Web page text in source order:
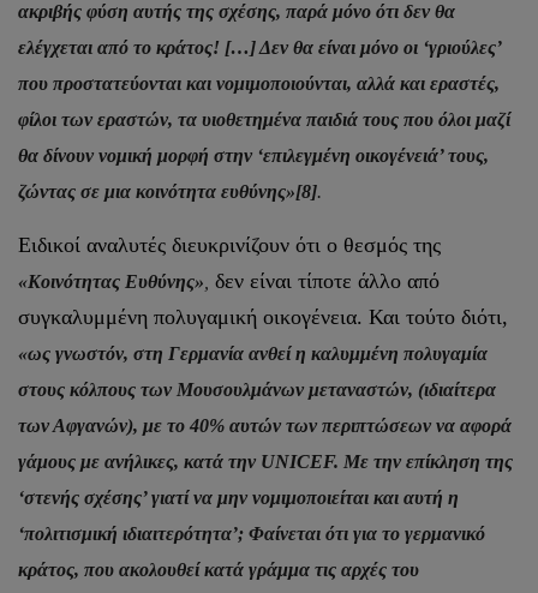
ακριβής φύση αυτής της σχέσης, παρά μόνο ότι δεν θα
ελέγχεται από το κράτος! […] Δεν θα είναι μόνο οι ‘γριούλες’
που προστατεύονται και νομιμοποιούνται, αλλά και εραστές,
φίλοι των εραστών, τα υιοθετημένα παιδιά τους που όλοι μαζί
θα δίνουν νομική μορφή στην ‘επιλεγμένη οικογένειά’ τους,
ζώντας σε μια κοινότητα ευθύνης»[8].
Ειδικοί αναλυτές διευκρινίζουν ότι ο θεσμός της
«Κοινότητας Ευθύνης» δεν είναι τίποτε άλλο από
συγκαλυμμένη πολυγαμική οικογένεια. Και τούτο διότι,
«ως γνωστόν, στη Γερμανία ανθεί η καλυμμένη πολυγαμία
στους κόλπους των Μουσουλμάνων μεταναστών, (ιδιαίτερα
των Αφγανών), με το 40% αυτών των περιπτώσεων να αφορά
γάμους με ανήλικες, κατά την UNICEF. Με την επίκληση της
‘στενής σχέσης’ γιατί να μην νομιμοποιείται και αυτή η
‘πολιτισμική ιδιαιτερότητα’; Φαίνεται ότι για το γερμανικό
κράτος, που ακολουθεί κατά γράμμα τις αρχές του